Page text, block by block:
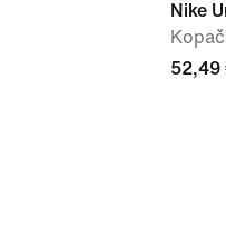
Nike
52,49